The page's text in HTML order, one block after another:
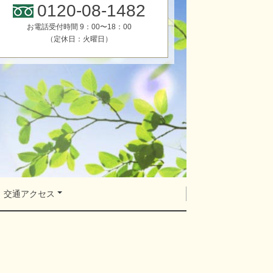
0120-08-1482
お電話受付時間 9：00〜18：00
（定休日：火曜日）
交通アクセス